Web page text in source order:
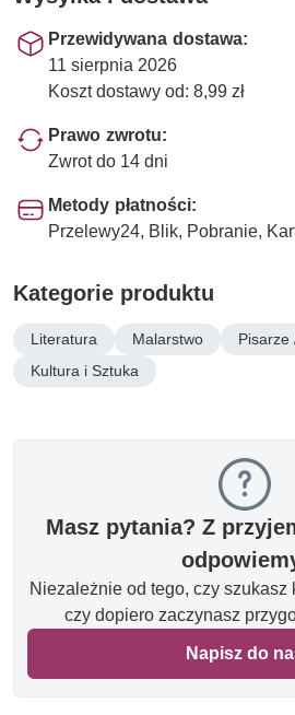
Przewidywana dostawa:
11 sierpnia 2026
Koszt dostawy od: 8,99 zł
Prawo zwrotu:
Zwrot do 14 dni
Metody płatności:
Przelewy24, Blik, Pobranie,
Kategorie produktu
Literatura Malarstwo Pisarze
Kultura i Sztuka
Masz pytania? Z
Niezależnie od tego, czy szukasz
czy dopiero zaczynasz
Napisz do